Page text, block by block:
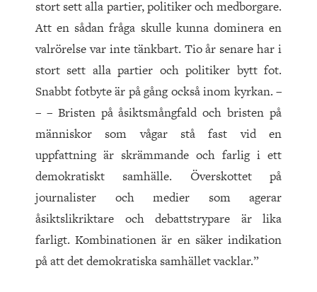
stort sett alla partier, politiker och medborgare.
Att en sådan fråga skulle kunna dominera en
valrörelse var inte tänkbart. Tio år senare har i
stort sett alla partier och politiker bytt fot.
Snabbt fotbyte är på gång också inom kyrkan. –
– – Bristen på åsiktsmångfald och bristen på
människor som vågar stå fast vid en
uppfattning är skrämmande och farlig i ett
demokratiskt samhälle. Överskottet på
journalister och medier som agerar
åsiktslikriktare och debattstrypare är lika
farligt. Kombinationen är en säker indikation
på att det demokratiska samhället vacklar.”